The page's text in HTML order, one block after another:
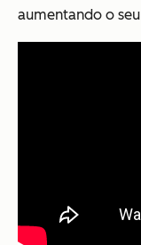
aumentando o seu